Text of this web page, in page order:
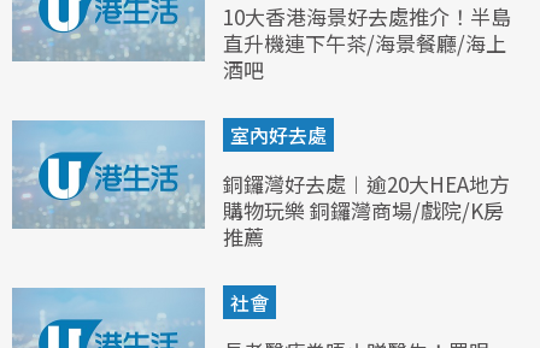
10大香港海景好去處推介！半島
直升機連下午茶/海景餐廳/海上
酒吧
室內好去處
銅鑼灣好去處︱逾20大HEA地方
購物玩樂 銅鑼灣商場/戲院/K房
推薦
社會